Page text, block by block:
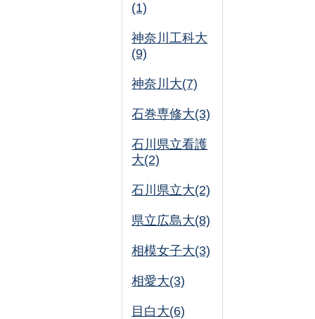
(1)
神奈川工科大
(9)
神奈川大(7)
石巻専修大(3)
石川県立看護
大(2)
石川県立大(2)
県立広島大(8)
相模女子大(3)
相愛大(3)
目白大(6)